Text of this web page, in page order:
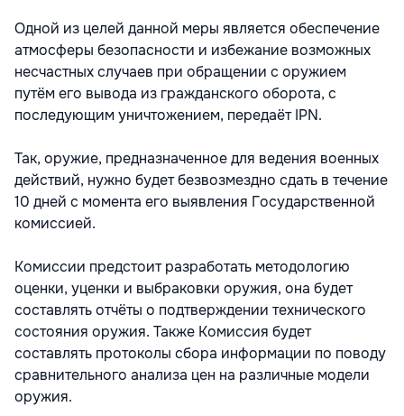
Одной из целей данной меры является обеспечение
атмосферы безопасности и избежание возможных
несчастных случаев при обращении с оружием
путём его вывода из гражданского оборота, с
последующим уничтожением, передаёт IPN.
Так, оружие, предназначенное для ведения военных
действий, нужно будет безвозмездно сдать в течение
10 дней с момента его выявления Государственной
комиссией.
Комиссии предстоит разработать методологию
оценки, уценки и выбраковки оружия, она будет
составлять отчёты о подтверждении технического
состояния оружия. Также Комиссия будет
составлять протоколы сбора информации по поводу
сравнительного анализа цен на различные модели
оружия.